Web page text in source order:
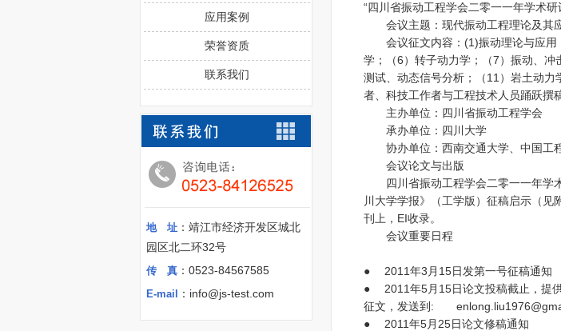
应用案例
荣誉资质
联系我们
地 址：靖江市经济开发区城北
园区北二环32号
传 真：0523-84567585
E-mail ：info@js-test.com
“四川省振动工程学会二零一一年学术
会议主题：现代振动工程理论及其
会议征文内容：(1)振动理论与应用
学；（6）转子动力学；（7）振动、
测试、动态信号分析；（11）岩土动
者、科技工作者与工程技术人员踊跃撰
主办单位：四川省振动工程学会
承办单位：四川大学
协办单位：西南交通大学、中国工程
会议论文与出版
四川省振动工程学会二零一一年学
川大学学报》（工学版）征稿启示（
刊上，EI收录。
会议重要日程
● 2011年3月15日发第一号征稿通知
● 2011年5月15日论文投稿截止，提
征文，发送到:
● 2011年5月25日论文修稿通知